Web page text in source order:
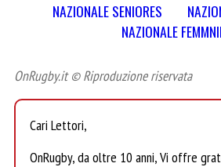
NAZIONALE SENIORES
NAZIONALE
OnRugby.it © Riproduzione riservata
Cari Lettori,
OnRugby, da oltre 10 anni, Vi offre